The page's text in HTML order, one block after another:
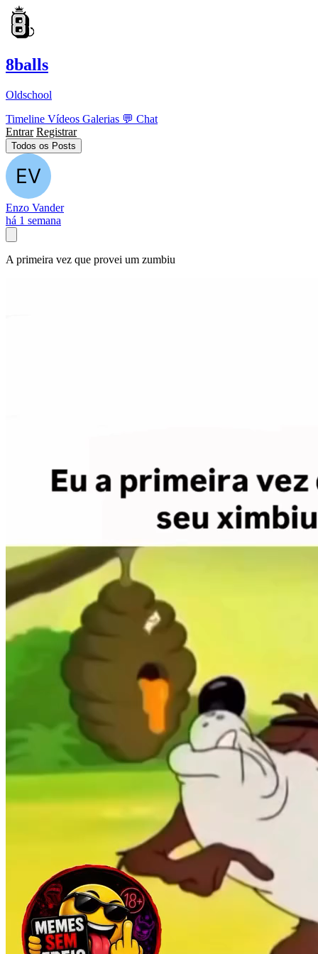
8balls
Oldschool
Timeline Vídeos Galerias 💬 Chat
Entrar Registrar
Todos os Posts
Enzo Vander
há 1 semana
A primeira vez que provei um zumbiu